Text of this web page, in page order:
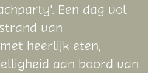
Een dag vol
van
heerlijk eten,
aan boord van